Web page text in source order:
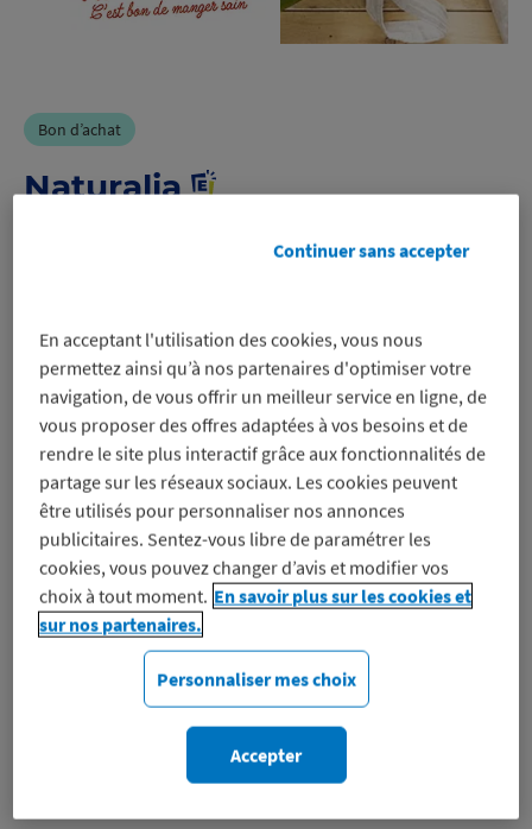
Bon d’achat
Naturalia
magasin uniquement, même sur les
promos
Voir les conditions
Profitez-en
Naturalia est une enseigne française de distribution
spécialisée dans les produits biologiques
(alimentation, cosmétiques et écoproduits), créée en
1973. Pionnière du bio en France, elle propose une
offre axée sur…
Découvrez Naturalia
En acceptant l'utilisation des cookies, vous nous
permettez ainsi qu’à nos partenaires d'optimiser votre
navigation, de vous offrir un meilleur service en ligne, de
vous proposer des offres adaptées à vos besoins et de
rendre le site plus interactif grâce aux fonctionnalités de
partage sur les réseaux sociaux. Les cookies peuvent
être utilisés pour personnaliser nos annonces
publicitaires. Sentez-vous libre de paramétrer les
cookies, vous pouvez changer d’avis et modifier vos
choix à tout moment. En savoir plus sur les cookies et
sur nos partenaires.
Personnaliser mes choix
Continuer sans accepter
Accepter